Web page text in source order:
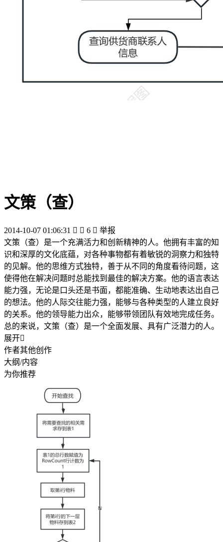
文策（查）
2014-10-07 01:06:31   6  举报
文策（查）是一个充满活力和创新精神的人。他拥有丰富的知
识和深厚的文化底蕴，对各种事物都有着敏锐的洞察力和独特
的见解。他的思维方式独特，善于从不同的角度看待问题，这
使得他在解决问题时总能找到最佳的解决方案。他的语言表达
能力强，无论是口头还是书面，都能准确、生动地表达出自己
的想法。他的人际交往能力强，能够与各种类型的人建立良好
的关系。他的领导能力出众，能够带领团队有效地完成任务。
总的来说，文策（查）是一个全面发展、具有广泛潜力的人。
展开
作者其他创作
大纲/内容
为你推荐